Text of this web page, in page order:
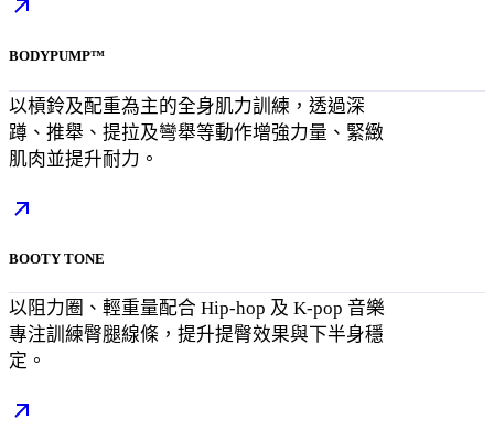
BODYPUMP™
以槓鈴及配重為主的全身肌力訓練，透過深
蹲、推舉、提拉及彎舉等動作增強力量、緊緻
肌肉並提升耐力。
BOOTY TONE
以阻力圈、輕重量配合 Hip-hop 及 K-pop 音樂
專注訓練臀腿線條，提升提臀效果與下半身穩
定。